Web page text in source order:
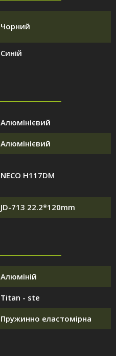
Чорний
Синій
Алюмінієвий
Алюмінієвий
NECO H117DM
JD-713 22.2*120mm
Алюміній
Titan - ste
Пружинно еластомірна